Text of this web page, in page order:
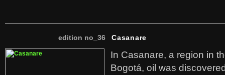
edition no_36 Casanare
In Casanare, a region in
Bogotá, oil was